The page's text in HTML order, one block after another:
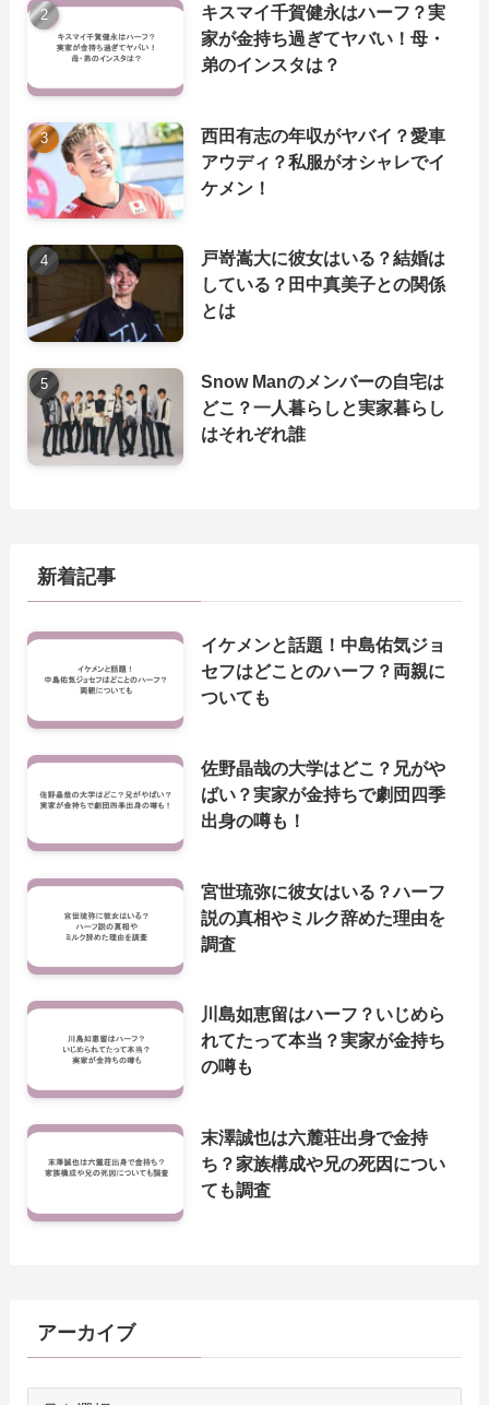
キスマイ千賀健永はハーフ？実
家が金持ち過ぎてヤバい！母・
弟のインスタは？
西田有志の年収がヤバイ？愛車
アウディ？私服がオシャレでイ
ケメン！
戸嵜嵩大に彼女はいる？結婚は
している？田中真美子との関係
とは
Snow Manのメンバーの自宅は
どこ？一人暮らしと実家暮らし
はそれぞれ誰
新着記事
イケメンと話題！中島佑気ジョ
セフはどことのハーフ？両親に
ついても
佐野晶哉の大学はどこ？兄がや
ばい？実家が金持ちで劇団四季
出身の噂も！
宮世琉弥に彼女はいる？ハーフ
説の真相やミルク辞めた理由を
調査
川島如恵留はハーフ？いじめら
れてたって本当？実家が金持ち
の噂も
末澤誠也は六麓荘出身で金持
ち？家族構成や兄の死因につい
ても調査
アーカイブ